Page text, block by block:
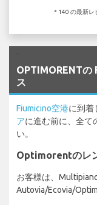
* 140 の最新レ
OPTIMORENTの
ス
Fiumicino空港に到着
アに進む前に、全て
い。
Optimorentのレ
お客様は、
Autovia/Ecovia/